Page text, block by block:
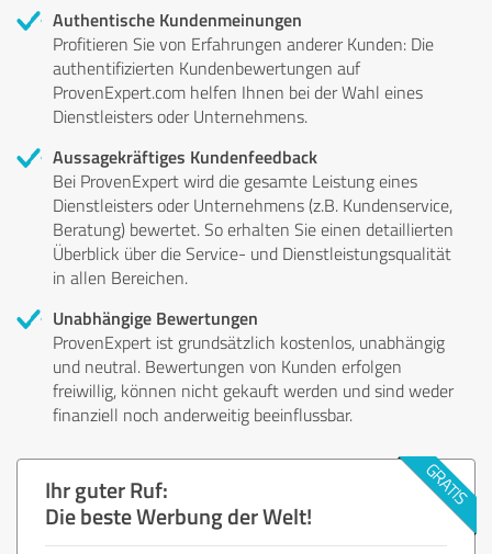
Authentische Kundenmeinungen
Profitieren Sie von Erfahrungen anderer Kunden: Die
authentifizierten Kundenbewertungen auf
ProvenExpert.com helfen Ihnen bei der Wahl eines
Dienstleisters oder Unternehmens.
Aussagekräftiges Kundenfeedback
Bei ProvenExpert wird die gesamte Leistung eines
Dienstleisters oder Unternehmens (z.B. Kundenservice,
Beratung) bewertet. So erhalten Sie einen detaillierten
Überblick über die Service- und Dienstleistungsqualität
in allen Bereichen.
Unabhängige Bewertungen
ProvenExpert ist grundsätzlich kostenlos, unabhängig
und neutral. Bewertungen von Kunden erfolgen
freiwillig, können nicht gekauft werden und sind weder
finanziell noch anderweitig beeinflussbar.
Ihr guter Ruf:
Die beste Werbung der Welt!